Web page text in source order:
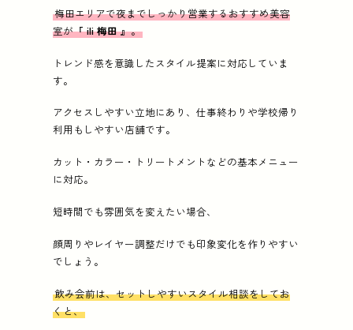
梅田エリアで夜までしっかり営業するおすすめ美容
室が『 ili 梅田 』。
トレンド感を意識したスタイル提案に対応していま
す。
アクセスしやすい立地にあり、仕事終わりや学校帰り
利用もしやすい店舗です。
カット・カラー・トリートメントなどの基本メニュー
に対応。
短時間でも雰囲気を変えたい場合、
顔周りやレイヤー調整だけでも印象変化を作りやすい
でしょう。
飲み会前は、セットしやすいスタイル相談をしてお
くと、